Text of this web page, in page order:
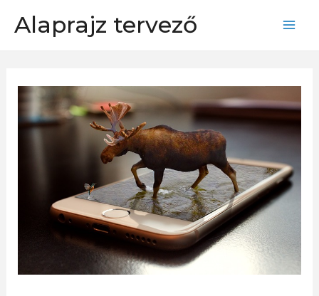
Alaprajz tervező